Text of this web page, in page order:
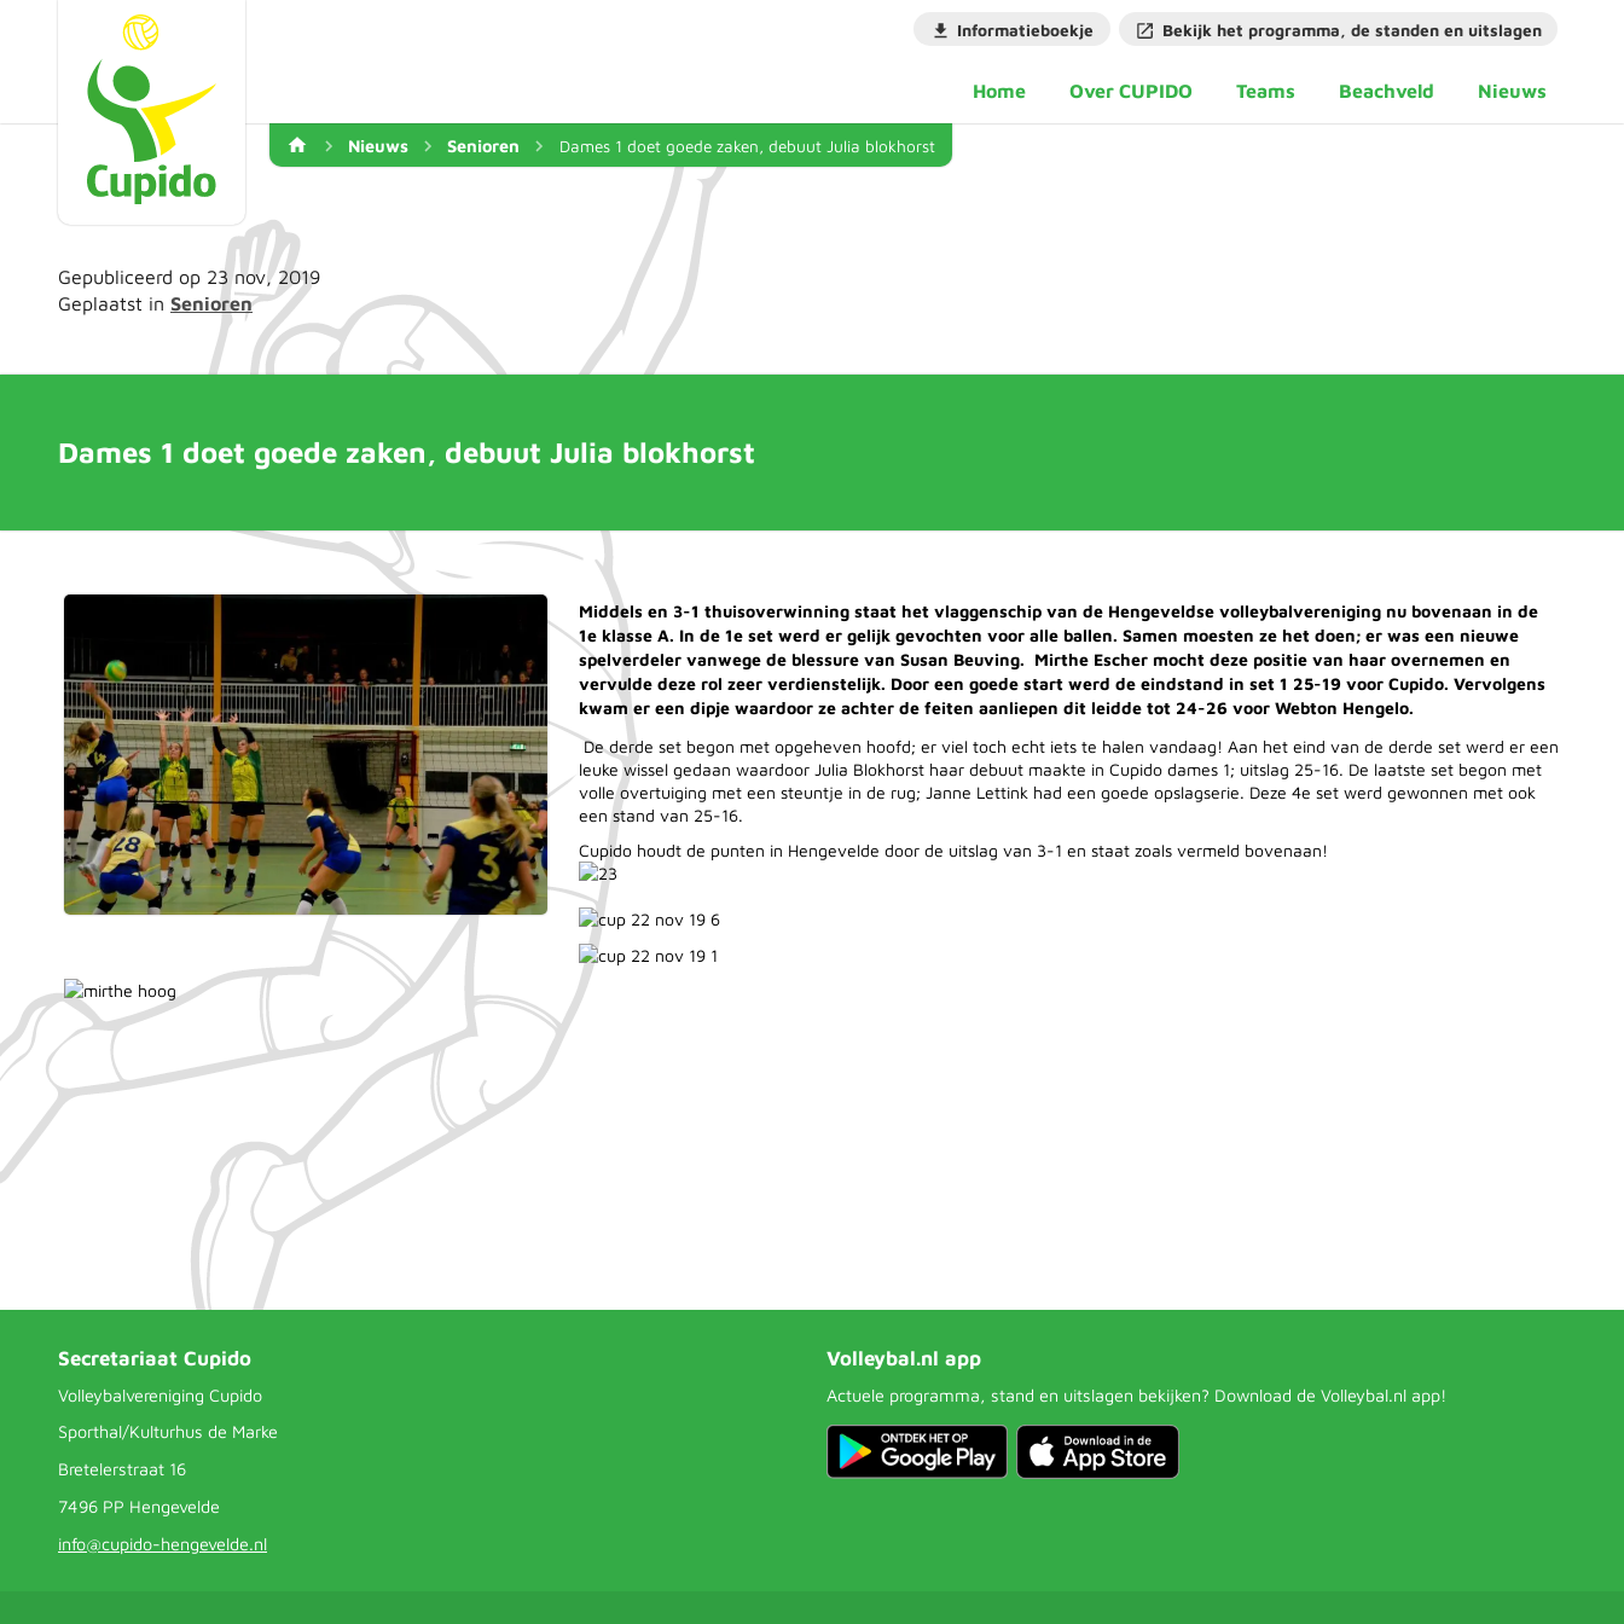
Informatieboekje Bekijk het programma, de standen en uitslagen
Home Over CUPIDO Teams Beachveld Nieuws
Nieuws Senioren Dames 1 doet goede zaken, debuut Julia blokhorst
Gepubliceerd op 23 nov, 2019
Geplaatst in Senioren
Dames 1 doet goede zaken, debuut Julia blokhorst
Middels en 3-1 thuisoverwinning staat het vlaggenschip van de Hengeveldse volleybalvereniging nu bovenaan in de
1e klasse A. In de 1e set werd er gelijk gevochten voor alle ballen. Samen moesten ze het doen; er was een nieuwe
spelverdeler vanwege de blessure van Susan Beuving. Mirthe Escher mocht deze positie van haar overnemen en
vervulde deze rol zeer verdienstelijk. Door een goede start werd de eindstand in set 1 25-19 voor Cupido. Vervolgens
kwam er een dipje waardoor ze achter de feiten aanliepen dit leidde tot 24-26 voor Webton Hengelo.
De derde set begon met opgeheven hoofd; er viel toch echt iets te halen vandaag! Aan het eind van de derde set werd er een
leuke wissel gedaan waardoor Julia Blokhorst haar debuut maakte in Cupido dames 1; uitslag 25-16. De laatste set begon met
volle overtuiging met een steuntje in de rug; Janne Lettink had een goede opslagserie. Deze 4e set werd gewonnen met ook
een stand van 25-16.
Cupido houdt de punten in Hengevelde door de uitslag van 3-1 en staat zoals vermeld bovenaan!
Secretariaat Cupido
Volleybalvereniging Cupido
Sporthal/Kulturhus de Marke
Bretelerstraat 16
7496 PP Hengevelde
info@cupido-hengevelde.nl
Volleybal.nl app
Actuele programma, stand en uitslagen bekijken? Download de Volleybal.nl app!